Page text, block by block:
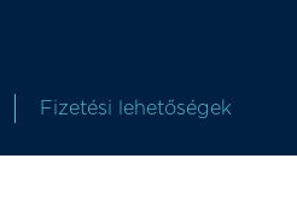
Fizetési lehetőségek